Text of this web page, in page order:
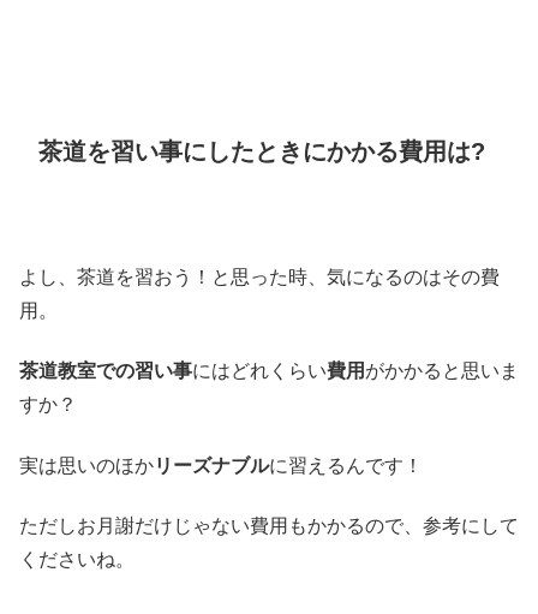
茶道を習い事にしたときにかかる費用は?
よし、茶道を習おう！と思った時、気になるのはその費
用。
茶道教室での習い事にはどれくらい費用 がかかると思いま
すか？
実は思いのほかリーズナブルに習えるんです！
ただしお月謝だけじゃない費用もかかるので、参考にして
くださいね。